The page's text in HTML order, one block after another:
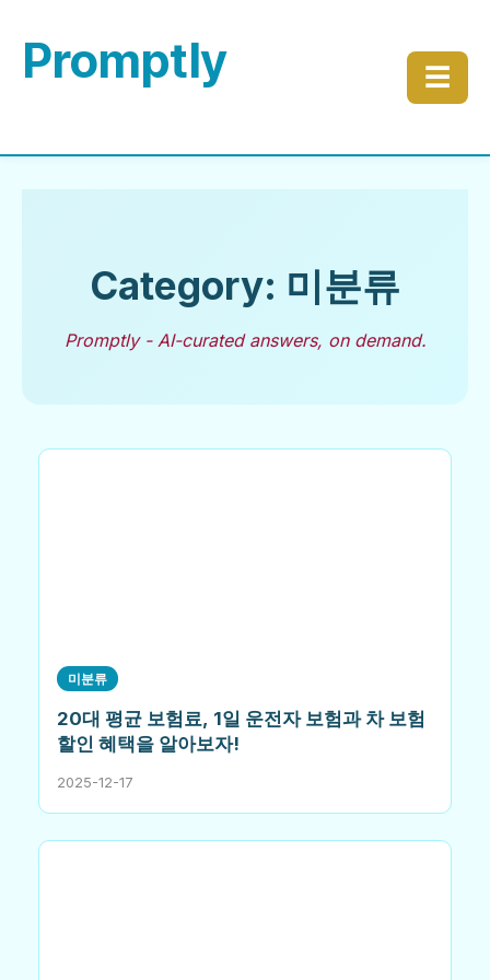
Promptly ☰
Category: 미분류
Promptly - AI-curated answers, on demand.
미분류
20대 평균 보험료, 1일 운전자 보험과 차 보험
할인 혜택을 알아보자!
2025-12-17